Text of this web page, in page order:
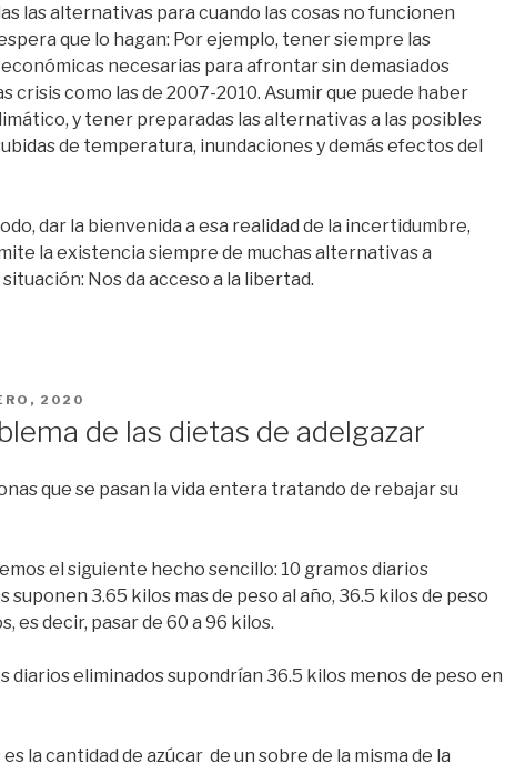
las alternativas para cuando las cosas no funcionen
que lo hagan: Por ejemplo, tener siempre las
necesarias para afrontar sin demasiados
crisis como las de 2007-2010. Asumir que puede haber
y tener preparadas las alternativas a las posibles
de temperatura, inundaciones y demás efectos del
dar la bienvenida a esa realidad de la incertidumbre,
la existencia siempre de muchas alternativas a
Nos da acceso a la libertad.
2020
de las dietas de adelgazar
que se pasan la vida entera tratando de rebajar su
el siguiente hecho sencillo: 10 gramos diarios
suponen 3.65 kilos mas de peso al año, 36.5 kilos de peso
es decir, pasar de 60 a 96 kilos.
diarios eliminados supondrían 36.5 kilos menos de peso en
la cantidad de azúcar de un sobre de la misma de la